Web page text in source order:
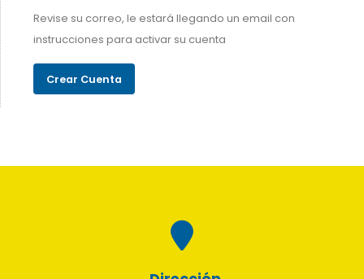
Revise su correo, le estará llegando un email con
instrucciones para activar su cuenta